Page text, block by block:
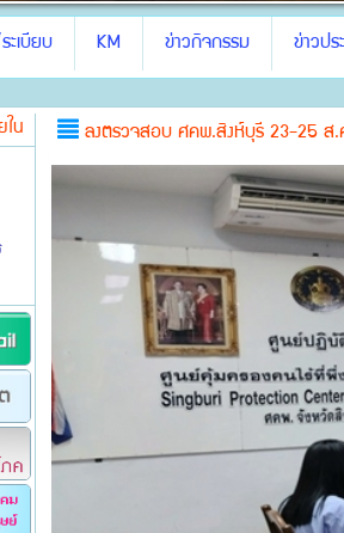
ะเบียบ KM ข่าวกิจกรรม ข่าวป
ใน ลงตรวจสอบ ศคพ.สิงห์บุรี 23-25 ส.